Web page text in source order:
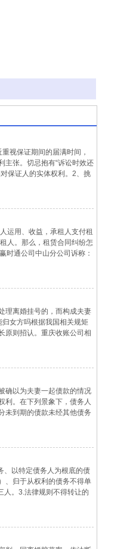
视保证期间的届满时间，
主张。切忌抱有“诉讼时效还
保证人的实体权利。2、挑
运用、收益，承租人支付租
人。那么，租赁合同纠纷怎
时通公司中山分公司诉称：
理离婚挂号的，而构成夫妻
女方吗根据我国相关规矩
原则招认。重庆收账公司相
确以为夫妻一起债款的情况
利。在下列景象下，债务人
未到期的债款未经其他债务
、以特定债务人为根底的债
、归于从权利的债务不得单
人。3.法律规则不得转让的